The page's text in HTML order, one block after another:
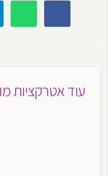
עוד אטרקציות